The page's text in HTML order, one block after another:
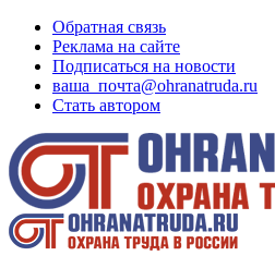
Обратная связь
Реклама на сайте
Подписаться на новости
ваша_почта@ohranatruda.ru
Стать автором